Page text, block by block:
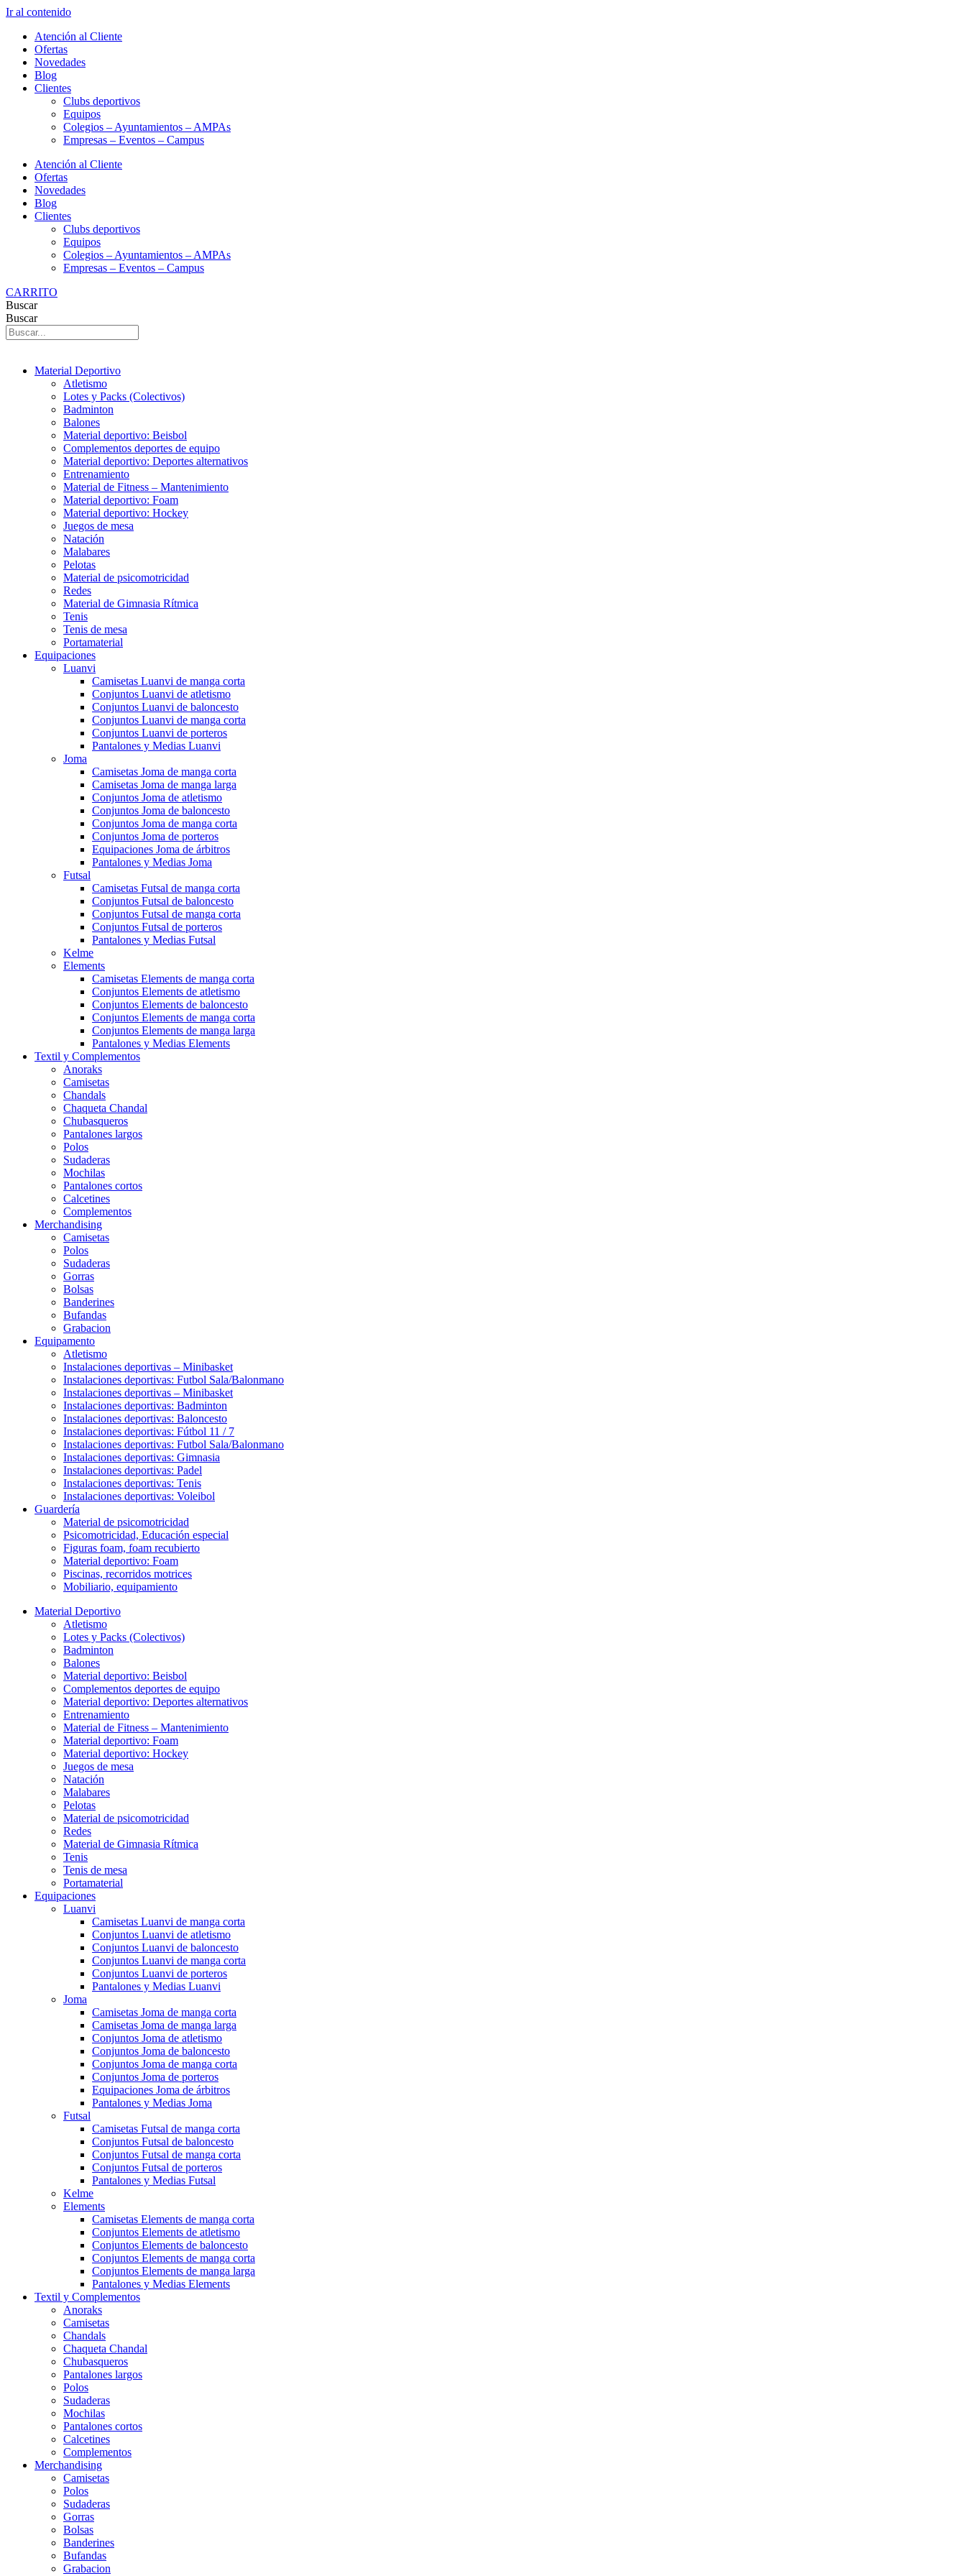
Ir al contenido
Atención al Cliente
Ofertas
Novedades
Blog
Clientes
Clubs deportivos
Equipos
Colegios – Ayuntamientos – AMPAs
Empresas – Eventos – Campus
Atención al Cliente
Ofertas
Novedades
Blog
Clientes
Clubs deportivos
Equipos
Colegios – Ayuntamientos – AMPAs
Empresas – Eventos – Campus
CARRITO
Buscar
Buscar
Material Deportivo
Atletismo
Lotes y Packs (Colectivos)
Badminton
Balones
Material deportivo: Beisbol
Complementos deportes de equipo
Material deportivo: Deportes alternativos
Entrenamiento
Material de Fitness – Mantenimiento
Material deportivo: Foam
Material deportivo: Hockey
Juegos de mesa
Natación
Malabares
Pelotas
Material de psicomotricidad
Redes
Material de Gimnasia Rítmica
Tenis
Tenis de mesa
Portamaterial
Equipaciones
Luanvi
Camisetas Luanvi de manga corta
Conjuntos Luanvi de atletismo
Conjuntos Luanvi de baloncesto
Conjuntos Luanvi de manga corta
Conjuntos Luanvi de porteros
Pantalones y Medias Luanvi
Joma
Camisetas Joma de manga corta
Camisetas Joma de manga larga
Conjuntos Joma de atletismo
Conjuntos Joma de baloncesto
Conjuntos Joma de manga corta
Conjuntos Joma de porteros
Equipaciones Joma de árbitros
Pantalones y Medias Joma
Futsal
Camisetas Futsal de manga corta
Conjuntos Futsal de baloncesto
Conjuntos Futsal de manga corta
Conjuntos Futsal de porteros
Pantalones y Medias Futsal
Kelme
Elements
Camisetas Elements de manga corta
Conjuntos Elements de atletismo
Conjuntos Elements de baloncesto
Conjuntos Elements de manga corta
Conjuntos Elements de manga larga
Pantalones y Medias Elements
Textil y Complementos
Anoraks
Camisetas
Chandals
Chaqueta Chandal
Chubasqueros
Pantalones largos
Polos
Sudaderas
Mochilas
Pantalones cortos
Calcetines
Complementos
Merchandising
Camisetas
Polos
Sudaderas
Gorras
Bolsas
Banderines
Bufandas
Grabacion
Equipamento
Atletismo
Instalaciones deportivas – Minibasket
Instalaciones deportivas: Futbol Sala/Balonmano
Instalaciones deportivas – Minibasket
Instalaciones deportivas: Badminton
Instalaciones deportivas: Baloncesto
Instalaciones deportivas: Fútbol 11 / 7
Instalaciones deportivas: Futbol Sala/Balonmano
Instalaciones deportivas: Gimnasia
Instalaciones deportivas: Padel
Instalaciones deportivas: Tenis
Instalaciones deportivas: Voleibol
Guardería
Material de psicomotricidad
Psicomotricidad, Educación especial
Figuras foam, foam recubierto
Material deportivo: Foam
Piscinas, recorridos motrices
Mobiliario, equipamiento
Material Deportivo
Atletismo
Lotes y Packs (Colectivos)
Badminton
Balones
Material deportivo: Beisbol
Complementos deportes de equipo
Material deportivo: Deportes alternativos
Entrenamiento
Material de Fitness – Mantenimiento
Material deportivo: Foam
Material deportivo: Hockey
Juegos de mesa
Natación
Malabares
Pelotas
Material de psicomotricidad
Redes
Material de Gimnasia Rítmica
Tenis
Tenis de mesa
Portamaterial
Equipaciones
Luanvi
Camisetas Luanvi de manga corta
Conjuntos Luanvi de atletismo
Conjuntos Luanvi de baloncesto
Conjuntos Luanvi de manga corta
Conjuntos Luanvi de porteros
Pantalones y Medias Luanvi
Joma
Camisetas Joma de manga corta
Camisetas Joma de manga larga
Conjuntos Joma de atletismo
Conjuntos Joma de baloncesto
Conjuntos Joma de manga corta
Conjuntos Joma de porteros
Equipaciones Joma de árbitros
Pantalones y Medias Joma
Futsal
Camisetas Futsal de manga corta
Conjuntos Futsal de baloncesto
Conjuntos Futsal de manga corta
Conjuntos Futsal de porteros
Pantalones y Medias Futsal
Kelme
Elements
Camisetas Elements de manga corta
Conjuntos Elements de atletismo
Conjuntos Elements de baloncesto
Conjuntos Elements de manga corta
Conjuntos Elements de manga larga
Pantalones y Medias Elements
Textil y Complementos
Anoraks
Camisetas
Chandals
Chaqueta Chandal
Chubasqueros
Pantalones largos
Polos
Sudaderas
Mochilas
Pantalones cortos
Calcetines
Complementos
Merchandising
Camisetas
Polos
Sudaderas
Gorras
Bolsas
Banderines
Bufandas
Grabacion